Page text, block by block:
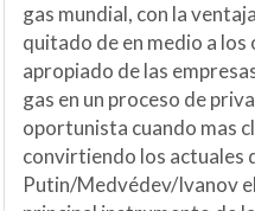
gas mundial, con la
quitado de en medio a los
apropiado de las
gas en un proceso de
oportunista cuando mas
convirtiendo los actuales
Putin/Medvédev/Ivanov